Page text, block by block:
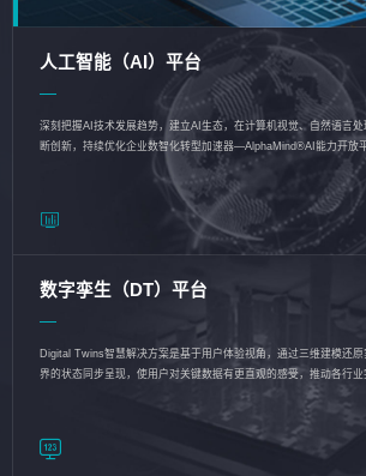
人工智能（AI）平台
深刻把握AI技术发展趋势，建立AI生态，在计算机视觉、自然语言
断创新，持续优化企业数智化转型加速器—AlphaMind®AI能力开放
数字孪生（DT）平台
Digital Twins智慧解决方案是基于用户体验视角，通过三维建模还
界的状态同步呈现，使用户对关键数据有更直观的感受，推动各行业